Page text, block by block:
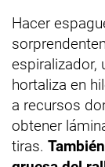
Hacer
espiralizador,
hortaliza en
a recursos
obtener
tiras.